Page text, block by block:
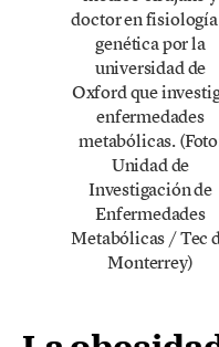
doctor en
genética por la
universidad de
Oxford que
enfermedades
metabólicas.
Unidad de
Investigación de
Enfermedades
Metabólicas / Tec
Monterrey)